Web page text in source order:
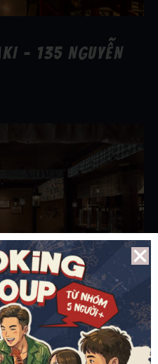
- 135 NGUYỄN
- 68 LÊ LỢI,